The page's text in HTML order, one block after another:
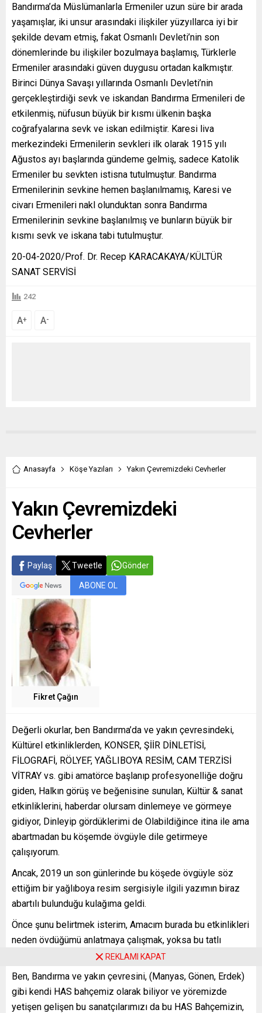
Bandırma’da Müslümanlarla Ermeniler uzun süre bir arada
yaşamışlar, iki unsur arasındaki ilişkiler yüzyıllarca iyi bir
şekilde devam etmiş, fakat Osmanlı Devleti’nin son
dönemlerinde bu ilişkiler bozulmaya başlamış, Türklerle
Ermeniler arasındaki güven duygusu ortadan kalkmıştır.
Birinci Dünya Savaşı yıllarında Osmanlı Devleti’nin
gerçekleştirdiği sevk ve iskandan Bandırma Ermenileri de
etkilenmiş, nüfusun büyük bir kısmı ülkenin başka
coğrafyalarına sevk ve iskan edilmiştir. Karesi liva
merkezindeki Ermenilerin sevkleri ilk olarak 1915 yılı
Ağustos ayı başlarında gündeme gelmiş, sadece Katolik
Ermeniler bu sevkten istisna tutulmuştur. Bandırma
Ermenilerinin sevkine hemen başlanılmamış, Karesi ve
civarı Ermenileri nakl olunduktan sonra Bandırma
Ermenilerinin sevkine başlanılmış ve bunların büyük bir
kısmı sevk ve iskana tabi tutulmuştur.
20-04-2020/Prof. Dr. Recep KARACAKAYA/KÜLTÜR
SANAT SERVİSİ
242
A+ A-
Anasayfa Köşe Yazıları Yakın Çevremizdeki Cevherler
Yakın Çevremizdeki
Cevherler
Paylaş Tweetle Gönder
ABONE OL
Fikret Çağın
Değerli okurlar, ben Bandırma’da ve yakın çevresindeki,
Kültürel etkinliklerden, KONSER, ŞİİR DİNLETİSİ,
FİLOGRAFİ, RÖLYEF, YAĞLIBOYA RESİM, CAM TERZİSİ
VİTRAY vs. gibi amatörce başlanıp profesyonelliğe doğru
giden, Halkın görüş ve beğenisine sunulan, Kültür & sanat
etkinliklerini, haberdar olursam dinlemeye ve görmeye
gidiyor, Dinleyip gördüklerimi de Olabildiğince itina ile ama
abartmadan bu köşemde övgüyle dile getirmeye
çalışıyorum.
Ancak, 2019 un son günlerinde bu köşede övgüyle söz
ettiğim bir yağlıboya resim sergisiyle ilgili yazımın biraz
abartılı bulunduğu kulağıma geldi.
Önce şunu belirtmek isterim, Amacım burada bu etkinlikleri
neden övdüğümü anlatmaya çalışmak, yoksa bu tatlı
eleştiriye yanıt vermek değil.
Ben, Bandırma ve yakın çevresini, (Manyas, Gönen, Erdek)
gibi kendi HAS bahçemiz olarak biliyor ve yöremizde
yetişen gelişen bu sanatçılarımızı da bu HAS Bahçemizin,
REKLAMI KAPAT